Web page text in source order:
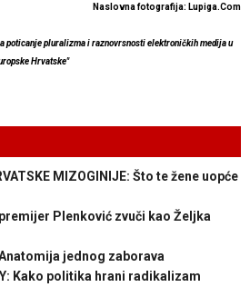
Naslovna fotografija: Lupiga.Com
poticanje pluralizma i raznovrsnosti elektroničkih medija u
Hrvatske"
MIZOGINIJE: Što te žene uopće
Plenković zvuči kao Željka
Anatomija jednog zaborava
Kako politika hrani radikalizam